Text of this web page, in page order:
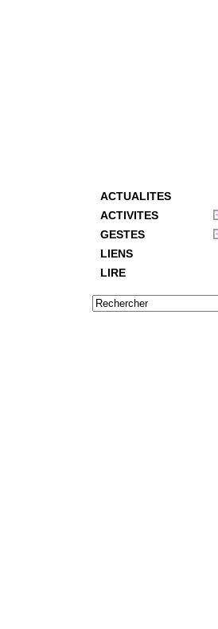
ACTUALITES
ACTIVITES
GESTES
LIENS
LIRE